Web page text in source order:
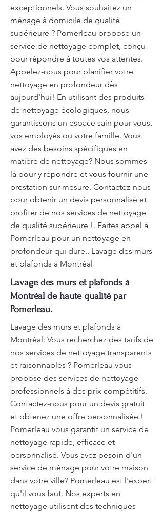
exceptionnels. Vous souhaitez un
ménage à domicile de qualité
supérieure ? Pomerleau propose un
service de nettoyage complet, conçu
pour répondre à toutes vos attentes.
Appelez-nous pour planifier votre
nettoyage en profondeur dès
aujourd'hui! En utilisant des produits
de nettoyage écologiques, nous
garantissons un espace sain pour vous,
vos employés ou votre famille. Vous
avez des besoins spécifiques en
matière de nettoyage? Nous sommes
là pour y répondre et vous fournir une
prestation sur mesure. Contactez-nous
pour obtenir un devis personnalisé et
profiter de nos services de nettoyage
de qualité supérieure !. Faites appel à
Pomerleau pour un nettoyage en
profondeur qui dure.. Lavage des murs
et plafonds à Montréal
Lavage des murs et plafonds à
Montréal de haute qualité par
Pomerleau.
Lavage des murs et plafonds à
Montréal: Vous recherchez des tarifs de
nos services de nettoyage transparents
et raisonnables ? Pomerleau vous
propose des services de nettoyage
professionnels à des prix compétitifs.
Contactez-nous pour un devis gratuit
et obtenez une offre personnalisée !
Pomerleau vous garantit un service de
nettoyage rapide, efficace et
personnalisé. Vous avez besoin d'un
service de ménage pour votre maison
dans votre ville? Pomerleau est l'expert
qu'il vous faut. Nos experts en
nettoyage utilisent des techniques